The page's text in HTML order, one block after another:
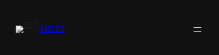
springenBUTZI